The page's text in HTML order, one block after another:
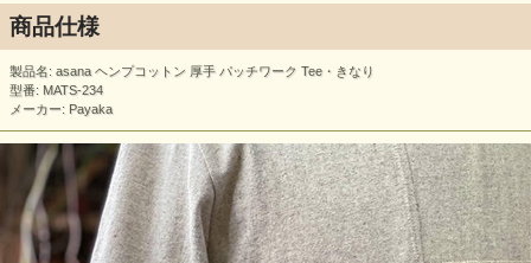
商品仕様
製品名: asana ヘンプコットン 厚手 パッチワーク Tee・きなり
型番: MATS-234
メーカー: Payaka